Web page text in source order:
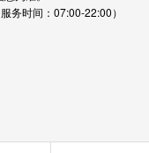
务时间：07:00-22:00）